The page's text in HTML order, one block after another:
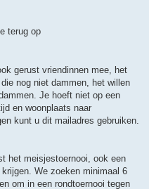
terug op
gerust vriendinnen mee, het
nog niet dammen, het willen
Je hoeft niet op een
en woonplaats naar
kunt u dit mailadres gebruiken.
het meisjestoernooi, ook een
We zoeken minimaal 6
om in een rondtoernooi tegen